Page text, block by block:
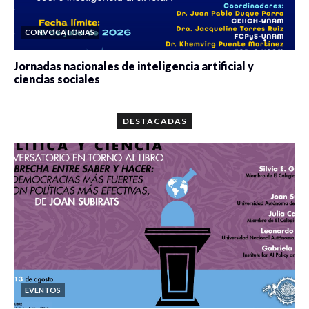
CONVOCATORIAS
Jornadas nacionales de inteligencia artificial y
ciencias sociales
DESTACADAS
EVENTOS